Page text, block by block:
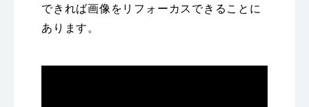
できれば画像をリフォーカスできることに
あります。